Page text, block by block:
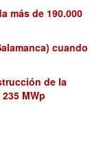
más de 190.000
cuando
de la
MWp